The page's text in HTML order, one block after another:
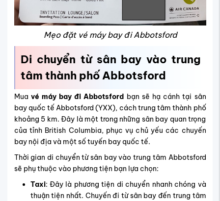
Mẹo đặt vé máy bay đi Abbotsford
Di chuyển từ sân bay vào trung
tâm thành phố Abbotsford
Mua vé máy bay đi Abbotsford bạn sẽ hạ cánh tại sân
bay quốc tế Abbotsford (YXX), cách trung tâm thành phố
khoảng 5 km. Đây là một trong những sân bay quan trọng
của tỉnh British Columbia, phục vụ chủ yếu các chuyến
bay nội địa và một số tuyến bay quốc tế.
Thời gian di chuyển từ sân bay vào trung tâm Abbotsford
sẽ phụ thuộc vào phương tiện bạn lựa chọn:
Taxi: Đây là phương tiện di chuyển nhanh chóng và
thuận tiện nhất. Chuyến đi từ sân bay đến trung tâm